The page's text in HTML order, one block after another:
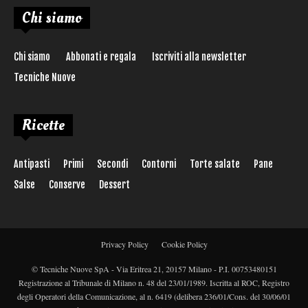
Chi siamo
Chi siamo Abbonati e regala
Iscriviti alla newsletter
Tecniche Nuove
Ricette
Antipasti Primi Secondi Contorni Torte salate
Pane
Salse
Conserve Dessert
Privacy Policy Cookie Policy
© Tecniche Nuove SpA - Via Eritrea 21, 20157 Milano - P.I. 00753480151
Registrazione al Tribunale di Milano n. 48 del 23/01/1989. Iscritta al ROC, Registro
degli Operatori della Comunicazione, al n. 6419 (delibera 236/01/Cons. del 30/06/01